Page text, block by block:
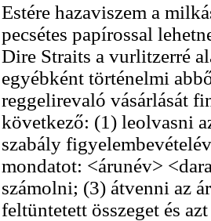
Estére hazaviszem a
pecsétes papírossal
Dire Straits a vurlitzerré
egyébként történelmi
reggelirevaló vásárlását
következő: (1) leolvasni
szabály
mondatot: <árunév>
számolni; (3) átvenni az
feltüntetett összeget és